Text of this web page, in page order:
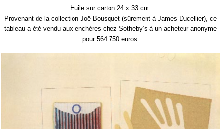
Huile sur carton 24 x 33 cm.
Provenant de la collection Joë Bousquet (sûrement à James Ducellier), ce
tableau a été vendu aux enchères chez Sotheby’s à un acheteur anonyme
pour 564 750 euros.